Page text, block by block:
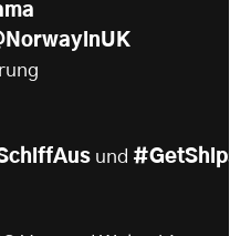
und